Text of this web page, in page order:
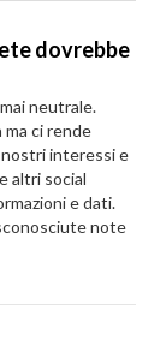
dovrebbe
neutrale.
ma ci rende
interessi e
altri social
e dati.
note